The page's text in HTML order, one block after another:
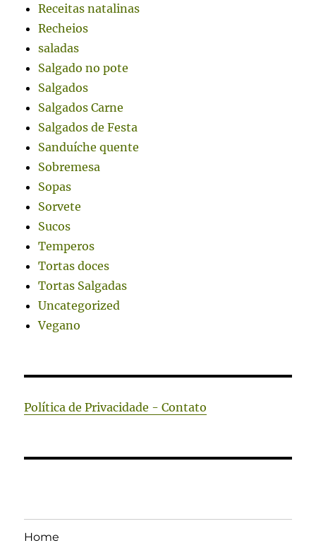
Receitas natalinas
Recheios
saladas
Salgado no pote
Salgados
Salgados Carne
Salgados de Festa
Sanduíche quente
Sobremesa
Sopas
Sorvete
Sucos
Temperos
Tortas doces
Tortas Salgadas
Uncategorized
Vegano
Política de Privacidade - Contato
Home